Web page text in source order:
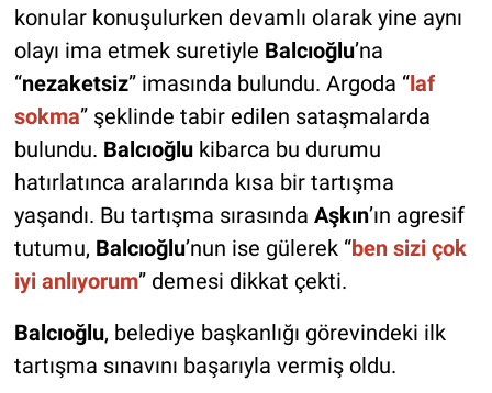
konular konuşulurken devamlı olarak yine aynı
olayı ima etmek suretiyle Balcıoğlu’na
“nezaketsiz” imasında bulundu. Argoda “laf
sokma” şeklinde tabir edilen sataşmalarda
bulundu. Balcıoğlukibarca bu durumu
hatırlatınca aralarında kısa bir tartışma
yaşandı. Bu tartışma sırasında Aşkın’ın agresif
tutumu, Balcıoğlu’nun ise gülerek “ben sizi çok
iyi anlıyorum” demesi dikkat çekti.
Balcıoğlu, belediye başkanlığı görevindeki ilk
tartışma sınavını başarıyla vermiş oldu.